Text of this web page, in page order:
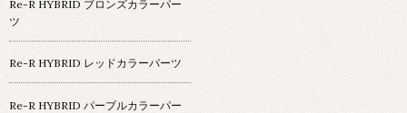
Re-R HYBRID ブロンズカラーパー
ツ
Re-R HYBRID レッドカラーパーツ
Re-R HYBRID パープルカラーパー